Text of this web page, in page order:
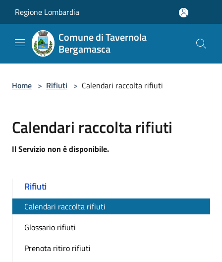
Regione Lombardia
Comune di Tavernola
Bergamasca
Home > Rifiuti > Calendari raccolta rifiuti
Calendari raccolta rifiuti
Il Servizio non è disponibile.
Rifiuti
Calendari raccolta rifiuti
Glossario rifiuti
Prenota ritiro rifiuti